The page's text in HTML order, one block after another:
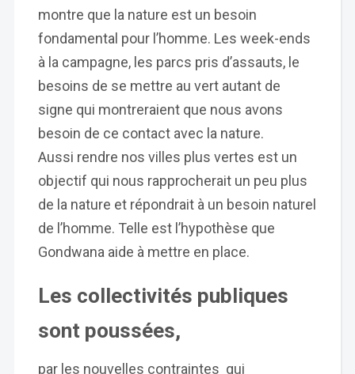
montre que la nature est un besoin
fondamental pour l’homme. Les week-ends
à la campagne, les parcs pris d’assauts, le
besoins de se mettre au vert autant de
signe qui montreraient que nous avons
besoin de ce contact avec la nature.
Aussi rendre nos villes plus vertes est un
objectif qui nous rapprocherait un peu plus
de la nature et répondrait à un besoin naturel
de l’homme. Telle est l’hypothèse que
Gondwana aide à mettre en place.
Les collectivités publiques
sont poussées,
par les nouvelles contraintes qui